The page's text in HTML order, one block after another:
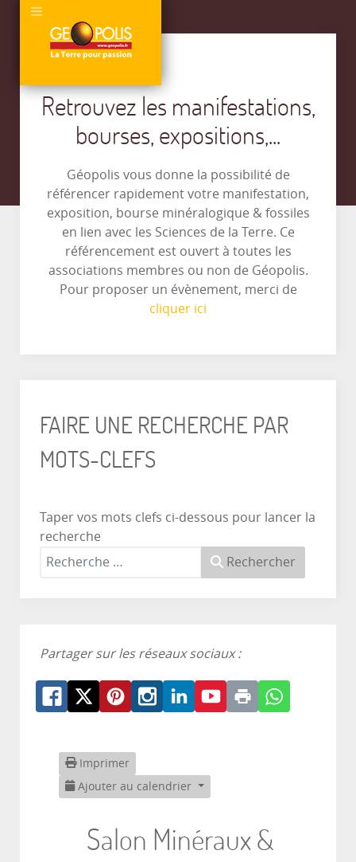
Retrouvez les manifestations,
bourses, expositions,...
Géopolis vous donne la possibilité de
référencer rapidement votre manifestation,
exposition, bourse minéralogique & fossiles
en lien avec les Sciences de la Terre. Ce
référencement est ouvert à toutes les
associations membres ou non de Géopolis.
Pour proposer un évènement, merci de
cliquer ici
FAIRE UNE RECHERCHE PAR
MOTS-CLEFS
Taper vos mots clefs ci-dessous pour lancer la
recherche
Rechercher
Partager sur les réseaux sociaux :
Imprimer
Ajouter au calendrier
Salon Minéraux &